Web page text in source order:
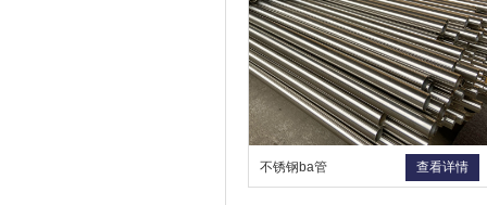
不锈钢ba管 查看详情